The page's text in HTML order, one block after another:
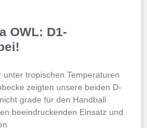
OWL: D1-
unter tropischen Temperaturen
zeigten unsere beiden D-
grade für den Handball
beeindruckenden Einsatz und